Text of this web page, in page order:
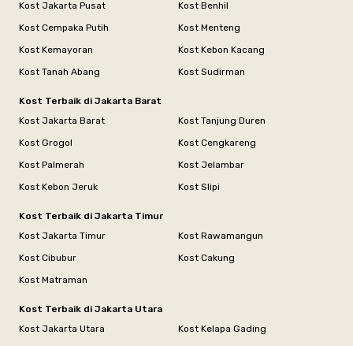
Kost Jakarta Pusat
Kost Benhil
Kost Cempaka Putih
Kost Menteng
Kost Kemayoran
Kost Kebon Kacang
Kost Tanah Abang
Kost Sudirman
Kost Terbaik di Jakarta Barat
Kost Jakarta Barat
Kost Tanjung Duren
Kost Grogol
Kost Cengkareng
Kost Palmerah
Kost Jelambar
Kost Kebon Jeruk
Kost Slipi
Kost Terbaik di Jakarta Timur
Kost Jakarta Timur
Kost Rawamangun
Kost Cibubur
Kost Cakung
Kost Matraman
Kost Terbaik di Jakarta Utara
Kost Jakarta Utara
Kost Kelapa Gading